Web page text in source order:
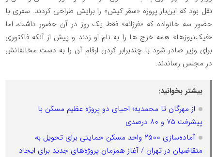
نقل بود که این‌بار پروژه «سفر کیش» را برایش طراحی کردند. سفری با
حضور سه خانواده که «فرزانه» فقط یک روز در آن حضور داشت، اما
«فیک‌نیوزها» همه خرج ‎ها را به نام او زدند و پیش از آنکه فاکتوری
برای وزیر صادر شود با چندبرابر کردن ارقام آن را به دست مخالفانش
در مجلس رساندند.
بیشتر بخوانید:
از مهرگان تا محمدیه؛ احیای دو پروژه عظیم مسکن با
پیشرفت ۷۵ و ۸۰ درصدی
آماده‌سازی ۲۵۰۰ واحد مسکن حمایتی برای تحویل به
متقاضیان در تهران / آغاز همزمان پروژه‌های جدید برای ایجاد